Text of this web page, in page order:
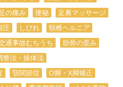
の痛み 便秘
足裏マッサージ
圧 しびれ
頸椎ヘルニア
通事故むちうち
肋骨の歪み
整法・操体法
顎関節症
O脚・X脚矯正